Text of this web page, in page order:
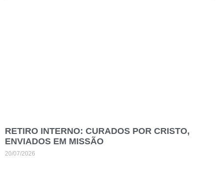
RETIRO INTERNO: CURADOS POR CRISTO,
ENVIADOS EM MISSÃO
20/07/2026